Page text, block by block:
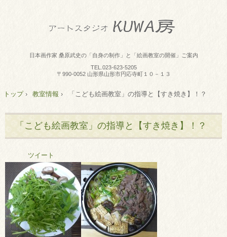
日本画作家 桑原武史の「自身の制作」と「絵画教室の開催」ご案内
TEL. 023-623-5205
〒990-0052 山形県山形市円応寺町１０－１３
トップ› 教室情報 › 「こども絵画教室」の指導と【すき焼き】！？
「こども絵画教室」の指導と【すき焼き】！？
ツイート